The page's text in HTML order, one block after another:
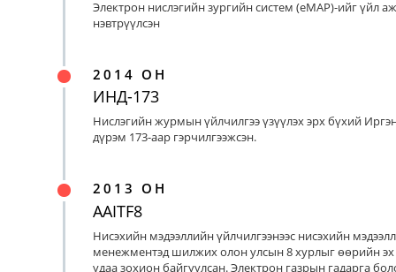
Электрон нислэгийн зургийн систем (eMAP)-ийг үйл
нэвтрүүлсэн
2014 ОН
ИНД-173
Нислэгийн журмын үйлчилгээ үзүүлэх эрх бүхий
дүрэм 173-аар гэрчилгээжсэн.
2013 ОН
AAITF8
Нисэхийн мэдээллийн үйлчилгээнээс нисэхийн
менежментэд шилжих олон улсын 8 хурлыг өөрийн
удаа зохион байгуулсан. Электрон газрын гадарга